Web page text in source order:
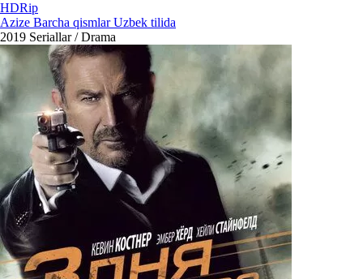
HDRip
Azize Barcha qismlar Uzbek tilida
2019 Seriallar / Drama